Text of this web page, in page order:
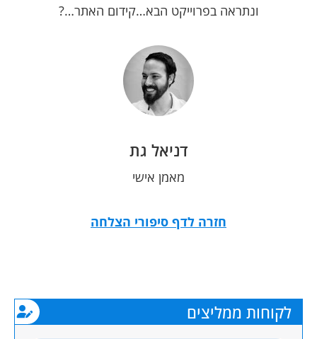
ונתראה בפרוייקט הבא…קידום האתר…?
דניאל גת
מאמן אישי
חזרה לדף סיפורי הצלחה
לקוחות ממליצים